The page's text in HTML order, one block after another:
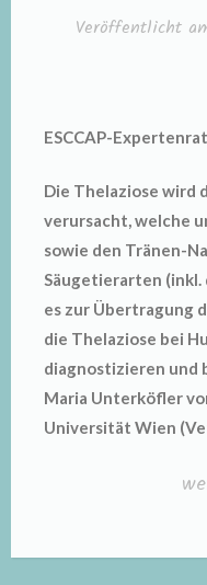
Veröffentlicht
ESCCAP-
Die Thelaziose wird
verursacht, welche
sowie den Tränen-
Säugetierarten (inkl.
es zur Übertragung
die Thelaziose bei
diagnostizieren und
Maria Unterköfler
Universität Wien